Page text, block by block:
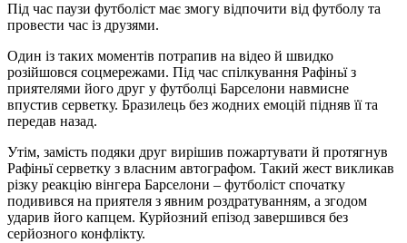
Під час паузи футболіст має змогу відпочити від футболу та
провести час із друзями.
Один із таких моментів потрапив на відео й швидко
розійшовся соцмережами. Під час спілкування Рафіньї з
приятелями його друг у футболці Барселони навмисне
впустив серветку. Бразилець без жодних емоцій підняв її та
передав назад.
Утім, замість подяки друг вирішив пожартувати й протягнув
Рафіньї серветку з власним автографом. Такий жест викликав
різку реакцію вінгера Барселони – футболіст спочатку
подивився на приятеля з явним роздратуванням, а згодом
ударив його капцем. Курйозний епізод завершився без
серйозного конфлікту.